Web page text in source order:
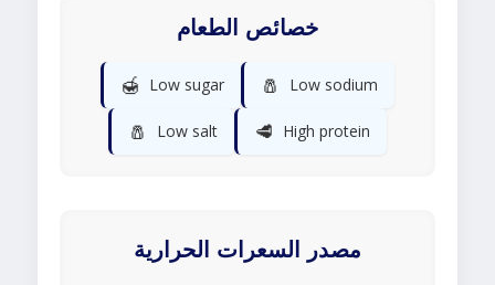
خصائص الطعام
🍯 Low sugar 🧂 Low sodium
🧂 Low salt 🥩 High protein
مصدر السعرات الحرارية